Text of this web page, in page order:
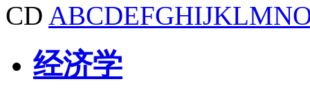
CD ABCDEFGHIJKLMN
经济学